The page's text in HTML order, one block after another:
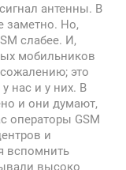
антенны. В
заметно. Но,
слабее. И,
мобильников
это
нас и у них. В
и они думают,
операторы GSM
и
вспомнить
высоко